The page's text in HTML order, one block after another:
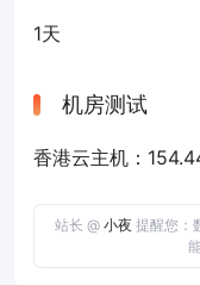
1天
机房测试
香港云主机：
站长 @ 小夜 提醒您：